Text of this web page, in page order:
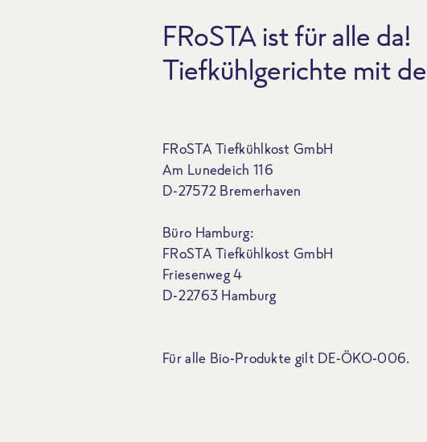
FRoSTA ist für alle da!
Tiefkühlgerichte mit
FRoSTA Tiefkühlkost GmbH
Am Lunedeich 116
D-27572 Bremerhaven
Büro Hamburg:
FRoSTA Tiefkühlkost GmbH
Friesenweg 4
D-22763 Hamburg
Für alle Bio-Produkte gilt DE-ÖKO-006.